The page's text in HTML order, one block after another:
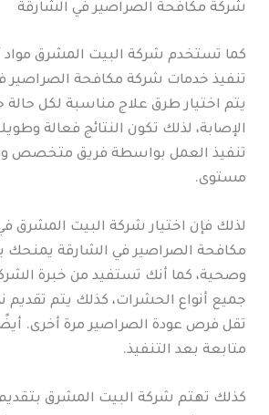
شركة مكافحة الصراصير في الشارقة
كما تستخدم شركة البيت المشرق مواد
تنفيذ خدمات شركة مكافحة الصراصير
يتم اختيار طرق علاج مناسبة لكل
الإصابة، لذلك تكون النتائج فعالة
تنفيذ العمل بواسطة فريق متخصص
مستوى.
لذلك فإن اختيار شركة البيت المشرق
مكافحة الصراصير في الشارقة يمنحك
وصحية، كما أنك تستفيد من خبرة
جميع أنواع الحشرات، كذلك يتم تقديم
تقل فرص عودة الصراصير مرة أخرى.
متابعة بعد التنفيذ.
كذلك تهتم شركة البيت المشرق